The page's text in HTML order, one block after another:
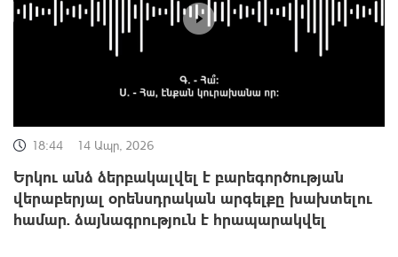
18:44 14 Ապր, 2026
Երկու անձ ձերբակալվել է բարեգործության
վերաբերյալ օրենսդրական արգելքը խախտելու
համար. ձայնագրություն է հրապարակվել